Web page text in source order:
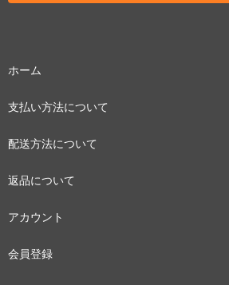
ホーム
支払い方法について
配送方法について
返品について
アカウント
会員登録